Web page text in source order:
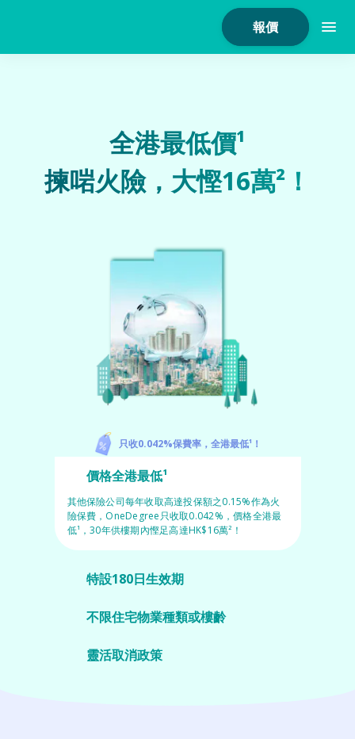
報價
家居保險
龜鳥保險
價格全港最低¹
其他保險公司每年收取高達投保額之0.15%作為火
險保費，OneDegree只收取0.042%，價格全港最
低¹，30年供樓期內慳足高達HK$16萬²！
特設180日生效期
不限住宅物業種類或樓齡
靈活取消政策
全港最低價¹
揀啱火險，大慳16萬²！
只收0.042%保費率，全港最低¹！